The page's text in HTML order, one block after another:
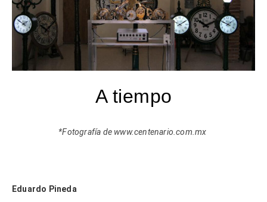
A tiempo
*Fotografía de www.centenario.com.mx
Eduardo Pineda